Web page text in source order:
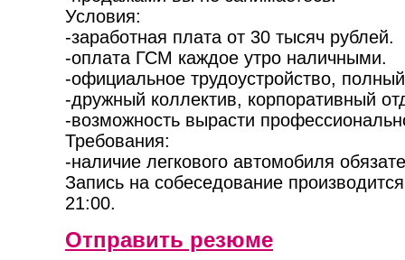
Условия:
-заработная плата от 30 тысяч рублей.
-оплата ГСМ каждое утро наличными.
-официальное трудоустройство,
-дружный коллектив, корпоративный
-возможность вырасти
Требования:
-наличие легкового автомобиля
Запись на собеседование
21:00.
Отправить резюме